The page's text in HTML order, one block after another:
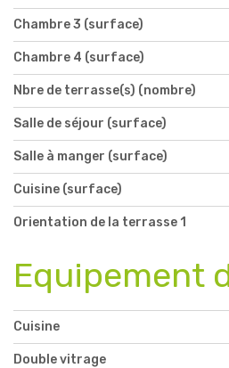
Chambre 3 (surface)
Chambre 4 (surface)
Nbre de terrasse(s) (nombre)
Salle de séjour (surface)
Salle à manger (surface)
Cuisine (surface)
Orientation de la terrasse 1
Equipement
Cuisine
Double vitrage